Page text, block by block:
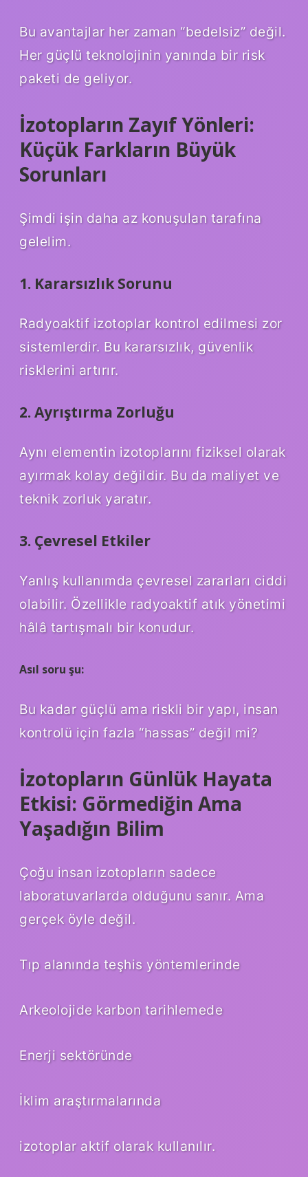
Bu avantajlar her zaman “bedelsiz” değil.
Her güçlü teknolojinin yanında bir risk
paketi de geliyor.
İzotopların Zayıf Yönleri:
Küçük Farkların Büyük
Sorunları
Şimdi işin daha az konuşulan tarafına
gelelim.
1. Kararsızlık Sorunu
Radyoaktif izotoplar kontrol edilmesi zor
sistemlerdir. Bu kararsızlık, güvenlik
risklerini artırır.
2. Ayrıştırma Zorluğu
Aynı elementin izotoplarını fiziksel olarak
ayırmak kolay değildir. Bu da maliyet ve
teknik zorluk yaratır.
3. Çevresel Etkiler
Yanlış kullanımda çevresel zararları ciddi
olabilir. Özellikle radyoaktif atık yönetimi
hâlâ tartışmalı bir konudur.
Asıl soru şu:
Bu kadar güçlü ama riskli bir yapı, insan
kontrolü için fazla “hassas” değil mi?
İzotopların Günlük Hayata
Etkisi: Görmediğin Ama
Yaşadığın Bilim
Çoğu insan izotopların sadece
laboratuvarlarda olduğunu sanır. Ama
gerçek öyle değil.
Tıp alanında teşhis yöntemlerinde
Arkeolojide karbon tarihlemede
Enerji sektöründe
İklim araştırmalarında
izotoplar aktif olarak kullanılır.